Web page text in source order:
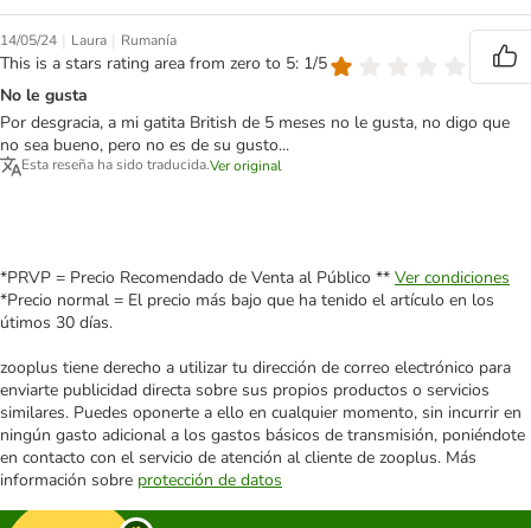
14/05/24 | Laura | Rumanía
This is a stars rating area from zero to 5: 1/5
No le gusta
Por desgracia, a mi gatita British de 5 meses no le gusta, no digo que
no sea bueno, pero no es de su gusto...
Esta reseña ha sido traducida.Ver original
*PRVP = Precio Recomendado de Venta al Público ** Ver condiciones
*Precio normal = El precio más bajo que ha tenido el artículo en los
útimos 30 días.
zooplus tiene derecho a utilizar tu dirección de correo electrónico para
enviarte publicidad directa sobre sus propios productos o servicios
similares. Puedes oponerte a ello en cualquier momento, sin incurrir en
ningún gasto adicional a los gastos básicos de transmisión, poniéndote
en contacto con el servicio de atención al cliente de zooplus. Más
información sobre protección de datos